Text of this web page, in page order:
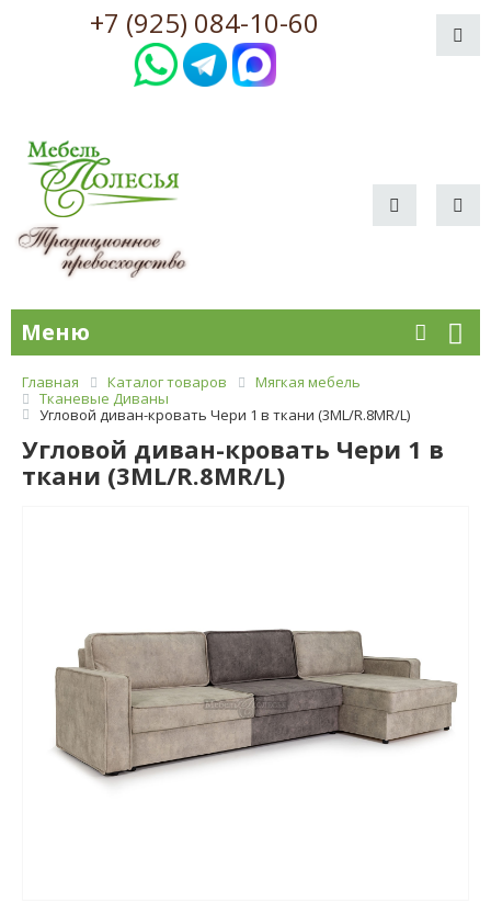
+7 (925) 084-10-60
Меню
Главная Каталог товаров
Мягкая мебель
Тканевые Диваны
Угловой диван-кровать Чери 1 в ткани (3ML/R.8MR/L)
Угловой диван-кровать Чери 1 в
ткани (3ML/R.8MR/L)